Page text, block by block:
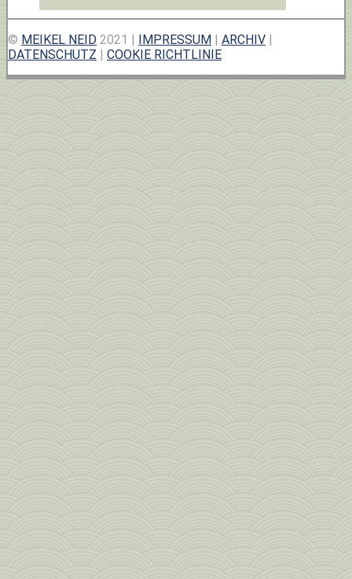
© MEIKEL NEID 2021 | IMPRESSUM | ARCHIV |
DATENSCHUTZ | COOKIE RICHTLINIE